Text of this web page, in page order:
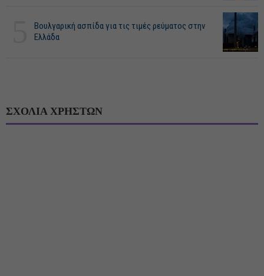
Βουλγαρική ασπίδα για τις τιμές ρεύματος στην
Ελλάδα
ΣΧΟΛΙΑ ΧΡΗΣΤΩΝ